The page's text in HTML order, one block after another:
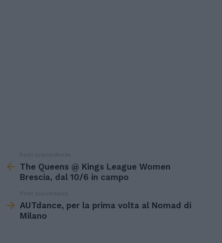
more
Post precedente
The Queens @ Kings League Women
Brescia, dal 10/6 in campo
Post successivo
AUTdance, per la prima volta al Nomad di
Milano